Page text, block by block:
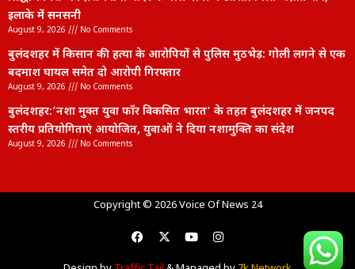
बदमाश घायल समेत दो आरोपी गिरफ्तार
August 9, 2026
बुलंदशहर:’नशा मुक्त युवा फॉर विकसित भारत’ के तहत बुलंदशहर में जनपद
स्तरीय प्रतियोगिताएं आयोजित, युवाओं ने दिया नशामुक्ति का संदेश
August 9, 2026 No Comments
Copyright © 2026 Voice Of News 24
Design byTraffic Tail& Managed by7k Network